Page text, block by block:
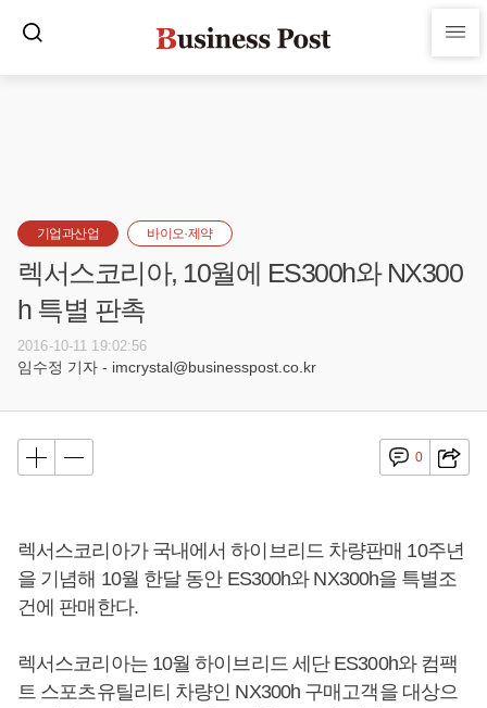
기업과산업 바이오·제약
렉서스코리아, 10월에 ES300h와 NX300
h 특별 판촉
2016-10-11 19:02:56
임수정 기자 - imcrystal@businesspost.co.kr
0
렉서스코리아가 국내에서 하이브리드 차량판매 10주년
을 기념해 10월 한달 동안 ES300h와 NX300h을 특별조
건에 판매한다.
렉서스코리아는 10월 하이브리드 세단 ES300h와 컴팩
트 스포츠유틸리티 차량인 NX300h 구매고객을 대상으